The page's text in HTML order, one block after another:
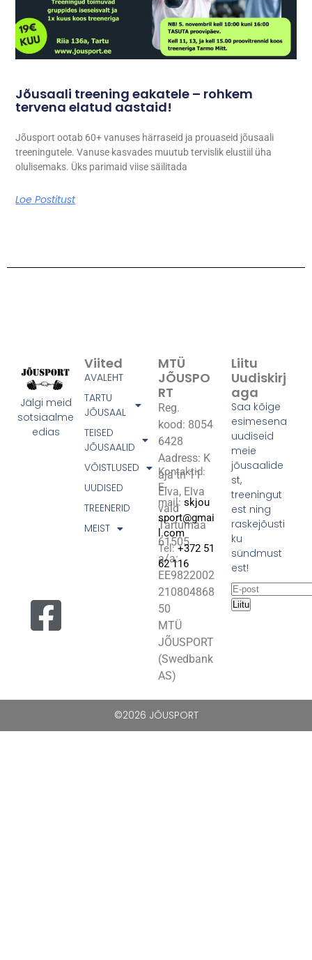
Jõusaali treening eakatele – rohkem
tervena elatud aastaid!
Jõusport ootab 60+ vanuses härraseid ja prouaseid jõusaali
treeningutele. Vanuse kasvades muutub tervislik elustiil üha
olulisemaks. Üks parimaid viise säilitada
Loe Postitust
Jälgi meid
sotsiaalme
edias
MTÜ
JÕUSPO
RT
Reg.
kood: 8054
6428
Aadress: K
aja tn 11
Elva, Elva
vald
Tartumaa
61505
a/a:
EE9822002
210804868
50
MTÜ
JÕUSPORT
(Swedbank
AS)
Kontaktid:
E-
mail: skjou
sport@gmai
l.com
Tel:+372 51
62 116
Viited
AVALEHT
TARTU
JÕUSAAL
TEISED
JÕUSAALID
VÕISTLUSED
UUDISED
TREENERID
MEIST
Liitu
Uudiskirj
Aga
Saa kõige
esimesena
uudiseid
meie
jõusaalide
st,
treeningut
est ning
raskejõusti
ku
sündmust
est!
Liitu
©2026 JÕUSPORT